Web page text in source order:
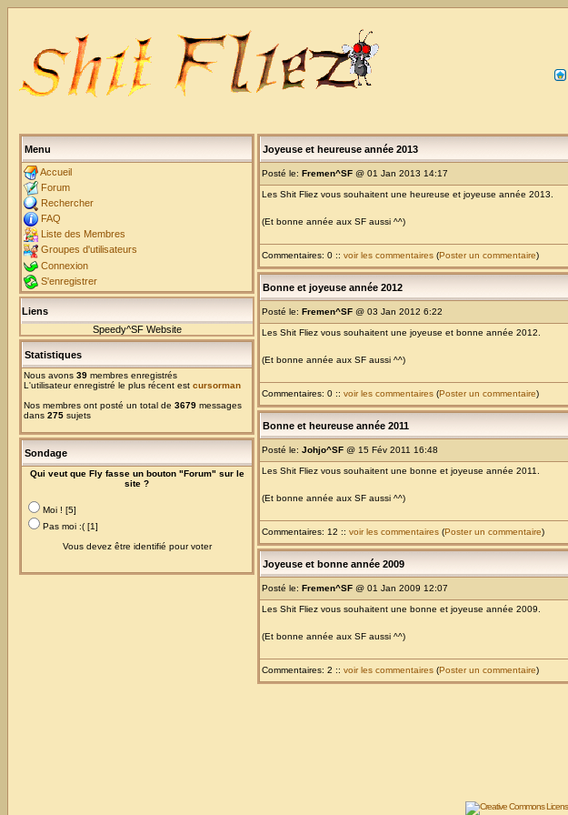
Menu
Accueil
Forum
Rechercher
FAQ
Liste des Membres
Groupes d'utilisateurs
Connexion
S'enregistrer
Liens
Speedy^SF Website
Statistiques
Nous avons 39 membres enregistrés
L'utilisateur enregistré le plus récent est cursorman
Nos membres ont posté un total de 3679 messages
dans 275 sujets
Sondage
Qui veut que Fly fasse un bouton "Forum" sur le
site ?
Moi ! [5]
Pas moi :( [1]
Vous devez être identifié pour voter
Joyeuse et heureuse année 2013
Posté le: Fremen^SF @ 01 Jan 2013 14:17
Les Shit Fliez vous souhaitent une heureuse et joyeuse année 2013.
(Et bonne année aux SF aussi ^^)
Commentaires: 0 :: voir les commentaires (Poster un commentaire)
Bonne et joyeuse année 2012
Posté le: Fremen^SF @ 03 Jan 2012 6:22
Les Shit Fliez vous souhaitent une joyeuse et bonne année 2012.
(Et bonne année aux SF aussi ^^)
Commentaires: 0 :: voir les commentaires (Poster un commentaire)
Bonne et heureuse année 2011
Posté le: Johjo^SF @ 15 Fév 2011 16:48
Les Shit Fliez vous souhaitent une bonne et joyeuse année 2011.
(Et bonne année aux SF aussi ^^)
Commentaires: 12 :: voir les commentaires (Poster un commentaire)
Joyeuse et bonne année 2009
Posté le: Fremen^SF @ 01 Jan 2009 12:07
Les Shit Fliez vous souhaitent une bonne et joyeuse année 2009.
(Et bonne année aux SF aussi ^^)
Commentaires: 2 :: voir les commentaires (Poster un commentaire)